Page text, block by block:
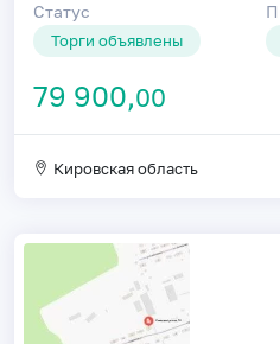
Статус
Торги объявлены
79 900,00
Кировская область